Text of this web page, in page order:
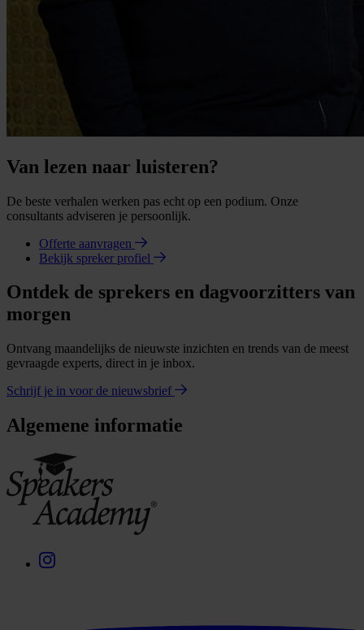
Van lezen naar luisteren?
De beste verhalen werken pas echt op een podium. Onze
consultants adviseren je persoonlijk.
Offerte aanvragen
Bekijk spreker profiel
Ontdek de sprekers en dagvoorzitters van
morgen
Ontvang maandelijks de nieuwste inzichten en trends van de meest
gevraagde experts, direct in je inbox.
Schrijf je in voor de nieuwsbrief
Algemene informatie